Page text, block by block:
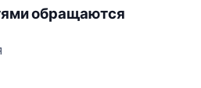
обращаются